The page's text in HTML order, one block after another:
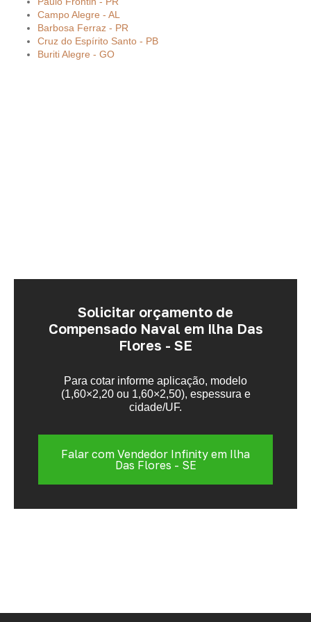
Campo Alegre - AL
Barbosa Ferraz - PR
Cruz do Espírito Santo - PB
Buriti Alegre - GO
Solicitar orçamento de
Compensado Naval em Ilha Das
Flores - SE
Para cotar informe aplicação, modelo
(1,60×2,20 ou 1,60×2,50), espessura e
cidade/UF.
Falar com Vendedor Infinity em Ilha
Das Flores - SE